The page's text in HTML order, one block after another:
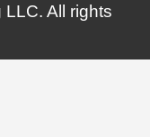
All rights